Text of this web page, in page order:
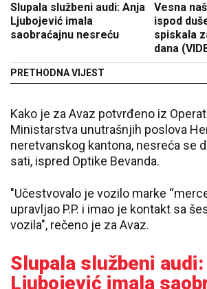
Slupala službeni audi: Anja
Ljubojević imala
saobraćajnu nesreću
PRETHODNA VIJEST
Vesna
ispod
spiskala
dana
Kako je za Avaz potvrđeno iz
Ministarstva unutrašnjih poslova
neretvanskog kantona, nesreća se
sati, ispred Optike Bevanda.
"Učestvovalo je vozilo marke
upravljao P.P. i imao je kontakt sa
vozila", rečeno je za Avaz.
Slupala službeni
Ljubojević imala